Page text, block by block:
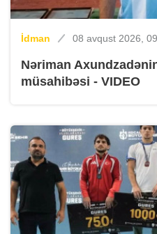
İdman 08 avqust 2026,
Nəriman
müsahibəsi - VIDEO